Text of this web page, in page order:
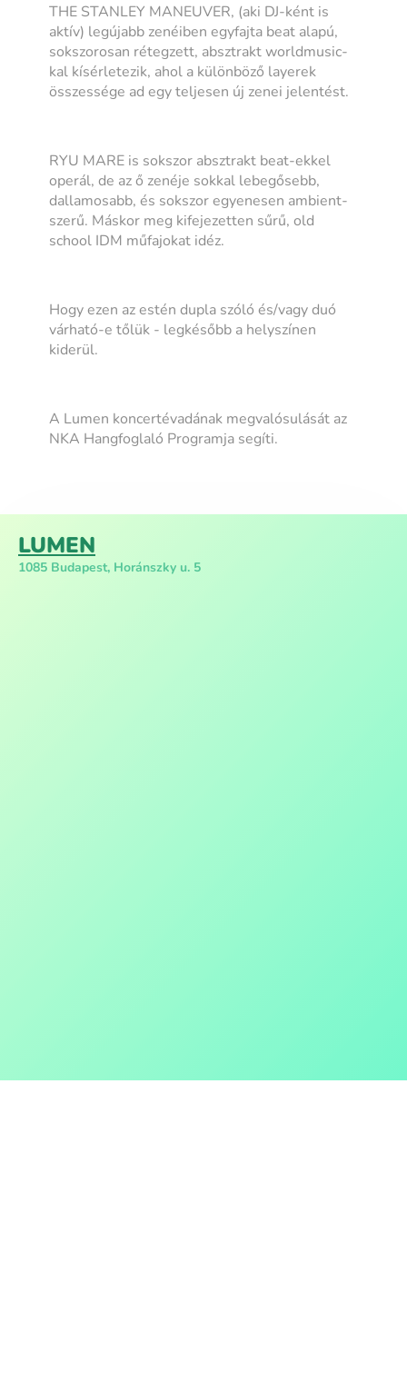
THE STANLEY MANEUVER, (aki DJ-ként is
aktív) legújabb zenéiben egyfajta beat alapú,
sokszorosan rétegzett, absztrakt worldmusic-
kal kísérletezik, ahol a különböző layerek
összessége ad egy teljesen új zenei jelentést.
RYU MARE is sokszor absztrakt beat-ekkel
operál, de az ő zenéje sokkal lebegősebb,
dallamosabb, és sokszor egyenesen ambient-
szerű. Máskor meg kifejezetten sűrű, old
school IDM műfajokat idéz.
Hogy ezen az estén dupla szóló és/vagy duó
várható-e tőlük - legkésőbb a helyszínen
kiderül.
A Lumen koncertévadának megvalósulását az
NKA Hangfoglaló Programja segíti.
LUMEN
1085 Budapest, Horánszky u. 5